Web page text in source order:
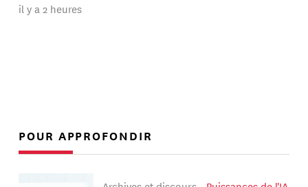
il y a 2 heures
POUR APPROFONDIR